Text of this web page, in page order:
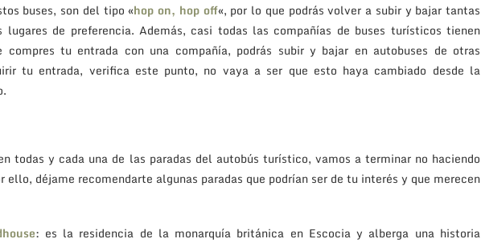
buses, son del tipo «hop on, hop off«, por lo que podrás volver a subir y bajar tantas
de preferencia. Además, casi todas las compañías de buses turísticos tienen
compres tu entrada con una compañía, podrás subir y bajar en autobuses de otras
tu entrada, verifica este punto, no vaya a ser que esto haya cambiado desde la
todas y cada una de las paradas del autobús turístico, vamos a terminar no haciendo
ello, déjame recomendarte algunas paradas que podrían ser de tu interés y que merecen
: es la residencia de la monarquía británica en Escocia y alberga una historia